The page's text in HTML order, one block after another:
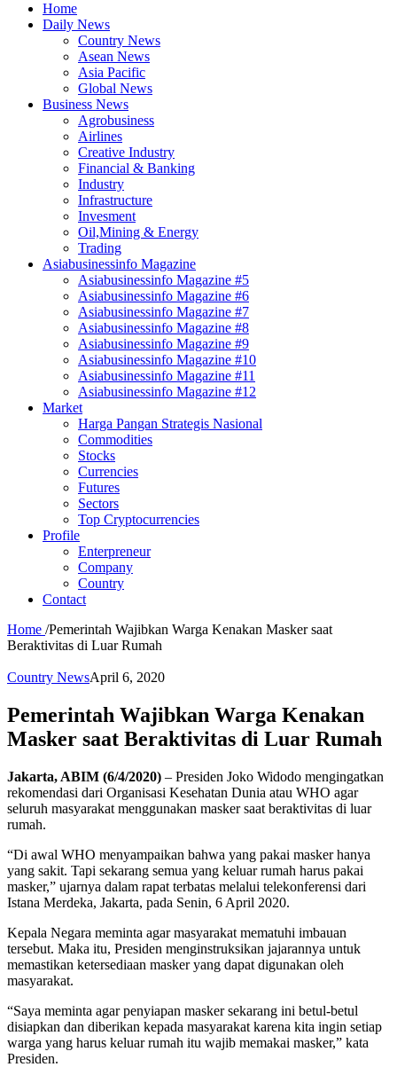
Home
Daily News
Country News
Asean News
Asia Pacific
Global News
Business News
Agrobusiness
Airlines
Creative Industry
Financial & Banking
Industry
Infrastructure
Invesment
Oil,Mining & Energy
Trading
Asiabusinessinfo Magazine
Asiabusinessinfo Magazine #5
Asiabusinessinfo Magazine #6
Asiabusinessinfo Magazine #7
Asiabusinessinfo Magazine #8
Asiabusinessinfo Magazine #9
Asiabusinessinfo Magazine #10
Asiabusinessinfo Magazine #11
Asiabusinessinfo Magazine #12
Market
Harga Pangan Strategis Nasional
Commodities
Stocks
Currencies
Futures
Sectors
Top Cryptocurrencies
Profile
Enterpreneur
Company
Country
Contact
Home /Pemerintah Wajibkan Warga Kenakan Masker saat
Beraktivitas di Luar Rumah
Country NewsApril 6, 2020
Pemerintah Wajibkan Warga Kenakan
Masker saat Beraktivitas di Luar Rumah
Jakarta, ABIM (6/4/2020) – Presiden Joko Widodo mengingatkan
rekomendasi dari Organisasi Kesehatan Dunia atau WHO agar
seluruh masyarakat menggunakan masker saat beraktivitas di luar
rumah.
“Di awal WHO menyampaikan bahwa yang pakai masker hanya
yang sakit. Tapi sekarang semua yang keluar rumah harus pakai
masker,” ujarnya dalam rapat terbatas melalui telekonferensi dari
Istana Merdeka, Jakarta, pada Senin, 6 April 2020.
Kepala Negara meminta agar masyarakat mematuhi imbauan
tersebut. Maka itu, Presiden menginstruksikan jajarannya untuk
memastikan ketersediaan masker yang dapat digunakan oleh
masyarakat.
“Saya meminta agar penyiapan masker sekarang ini betul-betul
disiapkan dan diberikan kepada masyarakat karena kita ingin setiap
warga yang harus keluar rumah itu wajib memakai masker,” kata
Presiden.